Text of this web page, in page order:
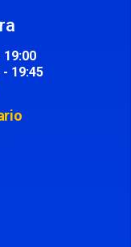
19:00
- 19:45